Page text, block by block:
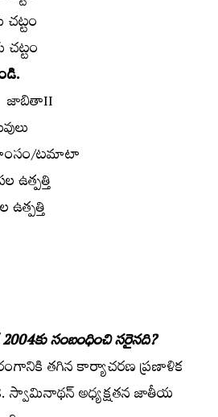
చట్టం
చట్టం
టమాటా
ఉత్పత్తి
ఉత్పత్తి
సంబంధించి సరైనది?
తగిన కార్యాచరణ ప్రణాళిక
స్వామినాథన్‌ అధ్యక్షతన జాతీయ